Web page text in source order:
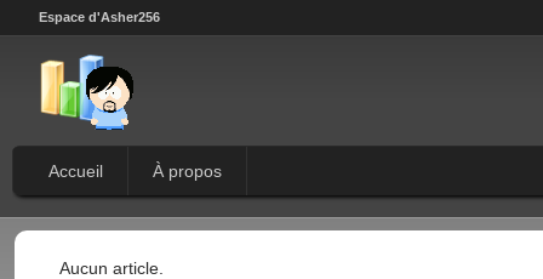
Espace d'Asher256
Accueil À propos
Aucun article.